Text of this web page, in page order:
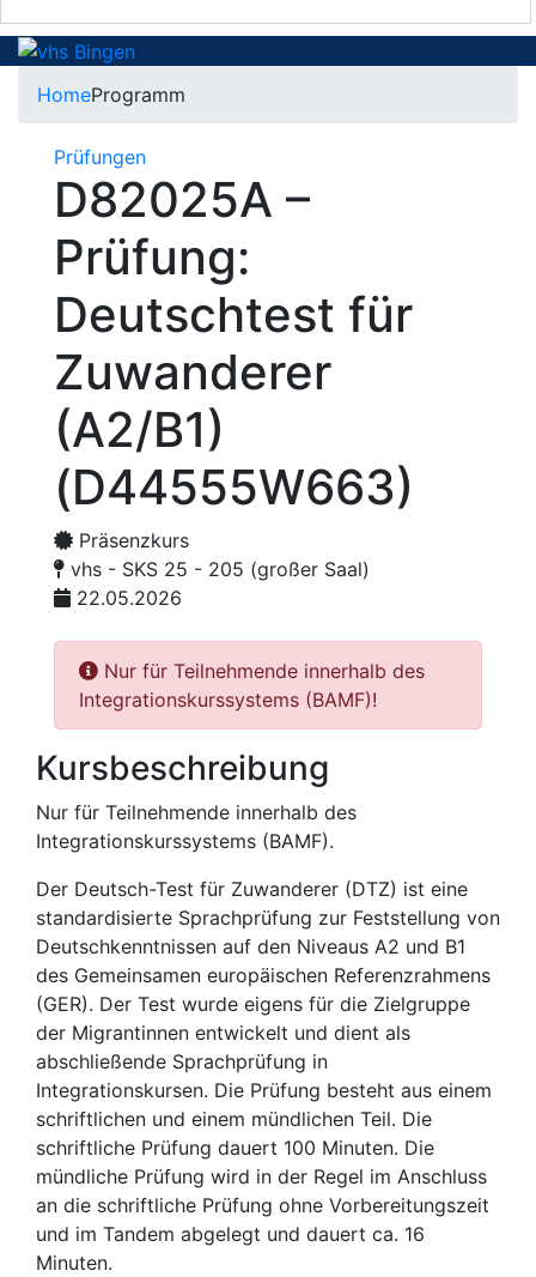
HomeProgramm
Prüfungen
D82025A –
Prüfung:
Deutschtest für
Zuwanderer
(A2/B1)
(D44555W663)
Präsenzkurs
vhs - SKS 25 - 205 (großer Saal)
22.05.2026
Nur für Teilnehmende innerhalb des
Integrationskurssystems (BAMF)!
Kursbeschreibung
Nur für Teilnehmende innerhalb des
Integrationskurssystems (BAMF).
Der Deutsch-Test für Zuwanderer (DTZ) ist eine
standardisierte Sprachprüfung zur Feststellung von
Deutschkenntnissen auf den Niveaus A2 und B1
des Gemeinsamen europäischen Referenzrahmens
(GER). Der Test wurde eigens für die Zielgruppe
der Migrantinnen entwickelt und dient als
abschließende Sprachprüfung in
Integrationskursen. Die Prüfung besteht aus einem
schriftlichen und einem mündlichen Teil. Die
schriftliche Prüfung dauert 100 Minuten. Die
mündliche Prüfung wird in der Regel im Anschluss
an die schriftliche Prüfung ohne Vorbereitungszeit
und im Tandem abgelegt und dauert ca. 16
Minuten.